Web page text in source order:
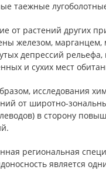
таежные
от растений других
железом,
депрессий
и сухих мест
исследования
от широтно-
в сторону
региональная
является